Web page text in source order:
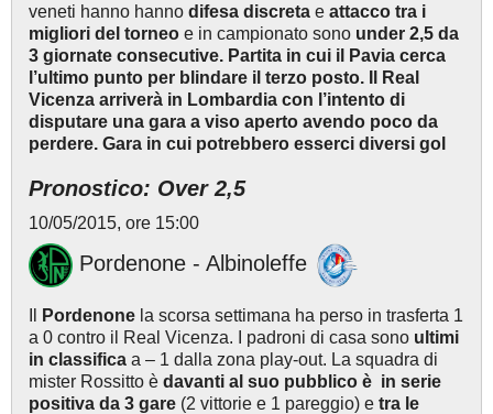
veneti hanno hanno difesa discreta e attacco tra i
migliori del torneo e in campionato sono under 2,5 da
3 giornate consecutive. Partita in cui il Pavia cerca
l’ultimo punto per blindare il terzo posto. Il Real
Vicenza arriverà in Lombardia con l’intento di
disputare una gara a viso aperto avendo poco da
perdere. Gara in cui potrebbero esserci diversi gol
Pronostico: Over 2,5
10/05/2015, ore 15:00
Pordenone - Albinoleffe
Pordenone la scorsa settimana ha perso in trasferta 1
a 0 contro il Real Vicenza. I padroni di casa sono ultimi
in classifica a – 1 dalla zona play-out. La squadra di
mister Rossitto è davanti al suo pubblico è in serie
positiva da 3 gare (2 vittorie e 1 pareggio) e tra le